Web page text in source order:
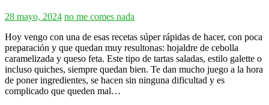
28 mayo, 2024 no me comes nada
Hoy vengo con una de esas recetas súper rápidas de hacer, con poca
preparación y que quedan muy resultonas: hojaldre de cebolla
caramelizada y queso feta. Este tipo de tartas saladas, estilo galette o
incluso quiches, siempre quedan bien. Te dan mucho juego a la hora
de poner ingredientes, se hacen sin ninguna dificultad y es
complicado que queden mal…